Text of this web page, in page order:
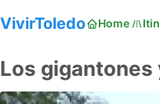
VivirToledo Home
Los gigantones